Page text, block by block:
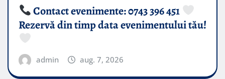
Contact evenimente: 0743 396 451
Rezervă din timp data evenimentului tău!
admin aug. 7, 2026